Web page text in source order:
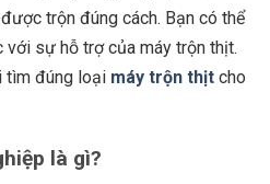
trộn đúng cách. Bạn có thể
với sự hỗ trợ của máy trộn thịt.
tìm đúng loại máy trộn thịt cho
là gì?